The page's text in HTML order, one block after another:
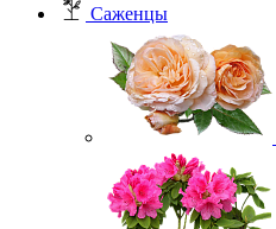
Саженцы